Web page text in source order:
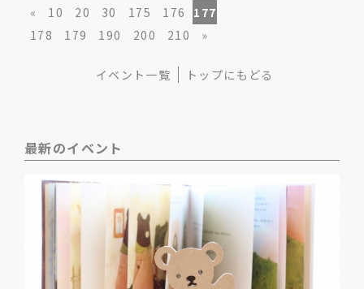
« 10 20 30 175 176
177
178
179 190 200 210 »
イベント一覧 トップにもどる
最新のイベント